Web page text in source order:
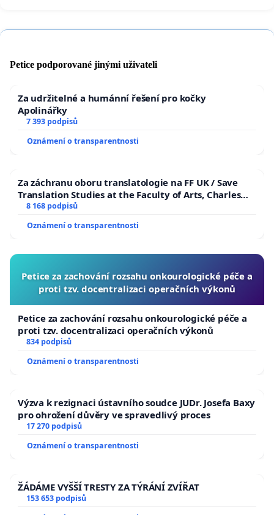
Petice podporované jinými uživateli
Za udržitelné a humánní řešení pro kočky
Apolinářky
7 393 podpisů
Oznámení o transparentnosti
Za záchranu oboru translatologie na FF UK / Save
Translation Studies at the Faculty of Arts, Charles
University
8 168 podpisů
Oznámení o transparentnosti
Petice za zachování rozsahu onkourologické péče a
proti tzv. docentralizaci operačních výkonů
Petice za zachování rozsahu onkourologické péče a
proti tzv. docentralizaci operačních výkonů
834 podpisů
Oznámení o transparentnosti
Výzva k rezignaci ústavního soudce JUDr. Josefa Baxy
pro ohrožení důvěry ve spravedlivý proces
17 270 podpisů
Oznámení o transparentnosti
ŽÁDÁME VYŠŠÍ TRESTY ZA TÝRÁNÍ ZVÍŘAT
153 653 podpisů